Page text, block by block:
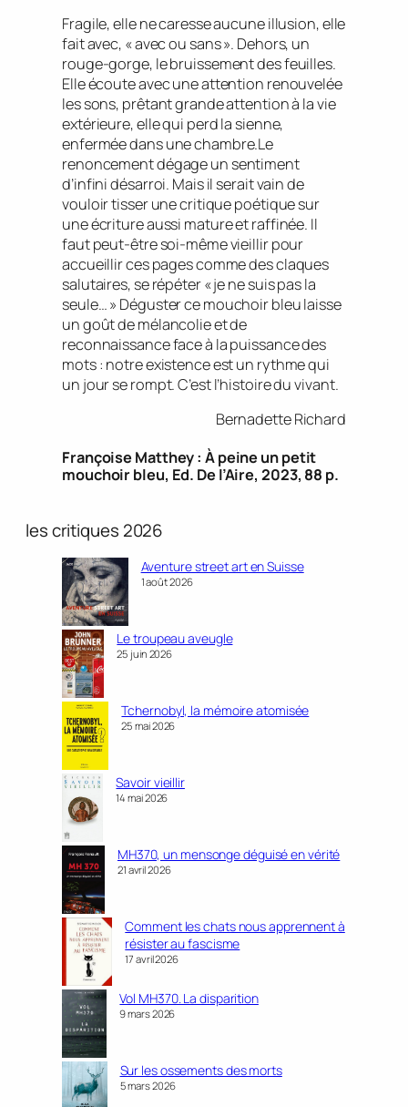
Fragile, elle ne caresse aucune illusion, elle
fait avec, « avec ou sans ». Dehors, un
rouge-gorge, le bruissement des feuilles.
Elle écoute avec une attention renouvelée
les sons, prêtant grande attention à la vie
extérieure, elle qui perd la sienne,
enfermée dans une chambre.Le
renoncement dégage un sentiment
d’infini désarroi. Mais il serait vain de
vouloir tisser une critique poétique sur
une écriture aussi mature et raffinée. Il
faut peut-être soi-même vieillir pour
accueillir ces pages comme des claques
salutaires, se répéter « je ne suis pas la
seule… » Déguster ce mouchoir bleu laisse
un goût de mélancolie et de
reconnaissance face à la puissance des
mots : notre existence est un rythme qui
un jour se rompt. C’est l’histoire du vivant.
Bernadette Richard
Françoise Matthey : À peine un petit
mouchoir bleu, Ed. De l’Aire, 2023, 88 p.
les critiques 2026
Aventure street art en Suisse
1 août 2026
Le troupeau aveugle
25 juin 2026
Tchernobyl, la mémoire atomisée
25 mai 2026
Savoir vieillir
14 mai 2026
MH370, un mensonge déguisé en vérité
21 avril 2026
Comment les chats nous apprennent à
résister au fascisme
17 avril 2026
Vol MH370. La disparition
9 mars 2026
Sur les ossements des morts
5 mars 2026